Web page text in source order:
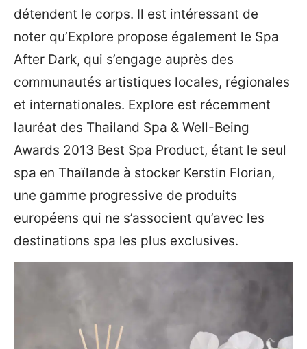
détendent le corps. Il est intéressant de
noter qu’Explore propose également le Spa
After Dark, qui s’engage auprès des
communautés artistiques locales, régionales
et internationales. Explore est récemment
lauréat des Thailand Spa & Well-Being
Awards 2013 Best Spa Product, étant le seul
spa en Thaïlande à stocker Kerstin Florian,
une gamme progressive de produits
européens qui ne s’associent qu’avec les
destinations spa les plus exclusives.